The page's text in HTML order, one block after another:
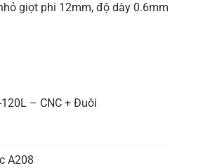
giọt phi 12mm, độ dày 0.6mm
120L – CNC + Đuôi
A208